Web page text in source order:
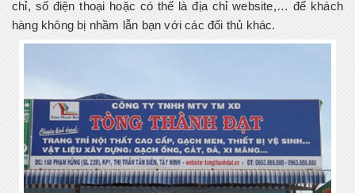
chỉ, số điện thoại hoặc có thế là địa chỉ website,… để khách
hàng không bị nhầm lẫn bạn với các đối thủ khác.